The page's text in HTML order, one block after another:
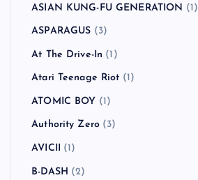
ASIAN KUNG-FU GENERATION (1)
ASPARAGUS (3)
At The Drive-In (1)
Atari Teenage Riot (1)
ATOMIC BOY (1)
Authority Zero (3)
AVICII (1)
B-DASH (2)